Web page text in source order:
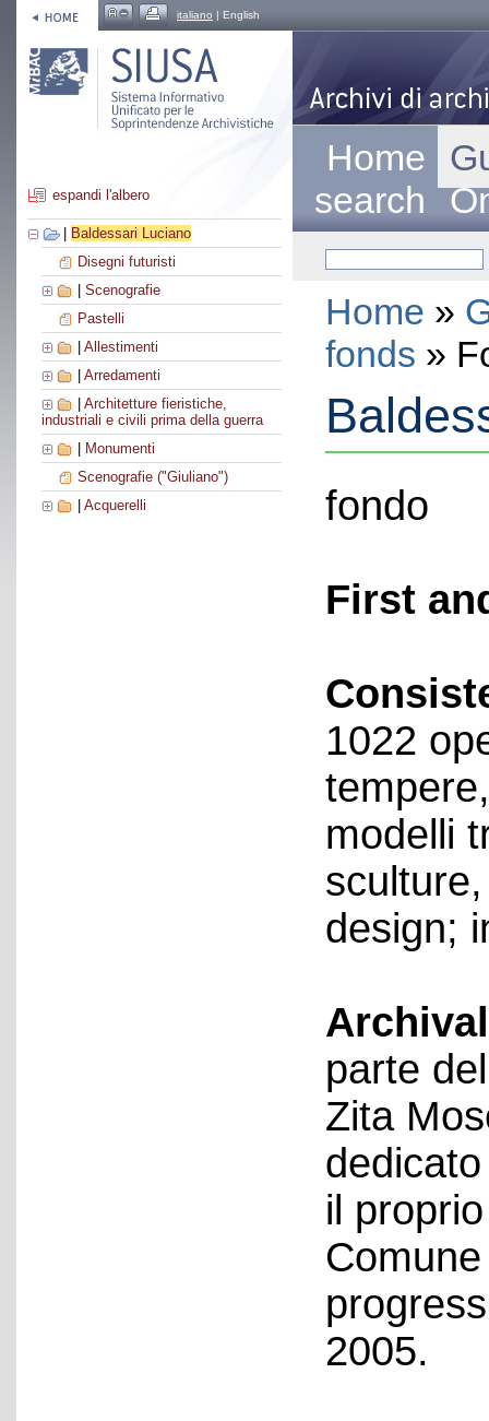
italiano | English
espandi l'albero
Baldessari Luciano
Disegni futuristi
Scenografie
Pastelli
Allestimenti
Arredamenti
Architetture fieristiche,
industriali e civili prima della guerra
Monumenti
Scenografie ("Giuliano")
Acquerelli
Home
search
Home »
fonds »
fondo
First
1022
modelli
design;
parte
Zita
il
2005.